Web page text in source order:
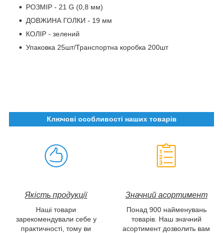
РОЗМІР - 21 G (0,8 мм)
ДОВЖИНА ГОЛКИ - 19 мм
КОЛІР - зелений
Упаковка 25шт/Транспортна коробка 200шт
Ключові особливості наших товарів
Якість продукції Значний асортимент
Наші товари
зарекомендували себе у
практичності, тому ви
Понад 900 найменувань
товарів. Наш значний
асортимент дозволить вам